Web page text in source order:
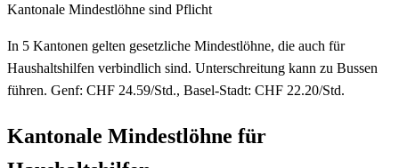
Kantonale Mindestlöhne sind Pflicht
In 5 Kantonen gelten gesetzliche Mindestlöhne, die auch für
Haushaltshilfen verbindlich sind. Unterschreitung kann zu Bussen
führen. Genf: CHF 24.59/Std., Basel-Stadt: CHF 22.20/Std.
Kantonale Mindestlöhne für